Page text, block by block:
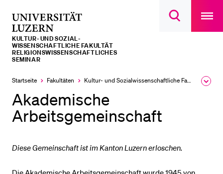
Suchdialog
main
KULTUR- UND SOZIAL­­­
WISSENSCHAFTLICHE FAKULTÄT
RELIGIONSWISSENSCHAFTLICHES
SEMINAR
Startseite Fakultäten Kultur- und Sozial­­wissenschaftliche Fakultät
Akademische
Arbeitsgemeinschaft
Diese Gemeinschaft ist im Kanton Luzern erloschen.
LETZTE SUCHEN
Sie haben noch keine Suche getätigt.
Schulklassen und Lehrpersonen
Studien­interessierte
Studierende
Mitarbeitende
Alumni